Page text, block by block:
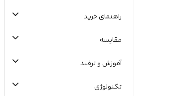
راهنمای خرید
مقایسه
آموزش و ترفند
تکنولوژی